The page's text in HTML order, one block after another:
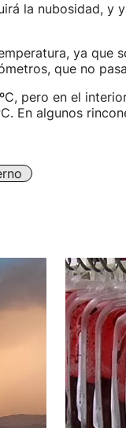
la nubosidad, y
ya que
que no
pero en el
En algunos